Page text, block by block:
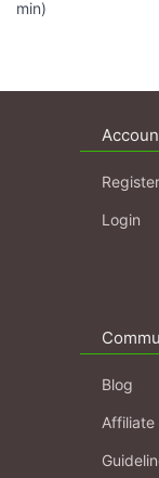
min)
Register
Login
Blog
Affiliate